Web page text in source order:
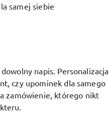
samej siebie
napis. Personalizacja
czy upominek dla samego
zamówienie, którego nikt